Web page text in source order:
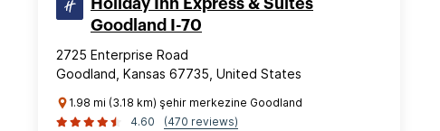
Holiday Inn Express & Suites
Goodland I-70
2725 Enterprise Road
Goodland, Kansas 67735, United States
1.98 mi (3.18 km) şehir merkezine Goodland
4.60
(470 reviews)